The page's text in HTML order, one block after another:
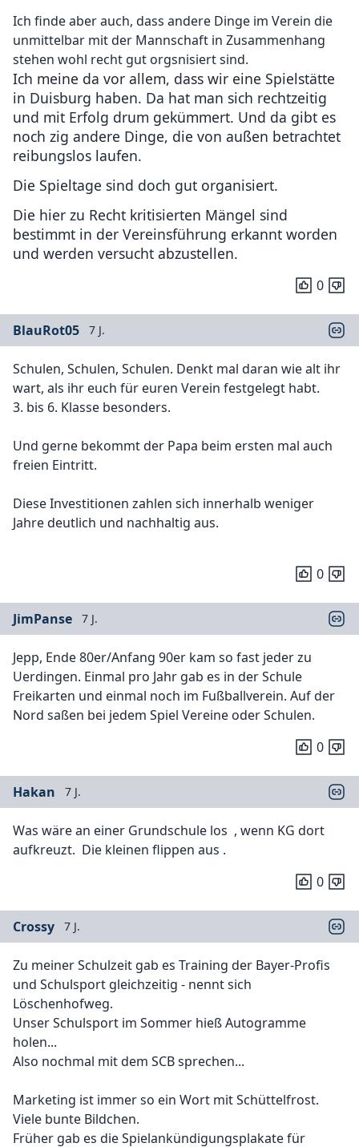
Ich finde aber auch, dass andere Dinge im Verein die
unmittelbar mit der Mannschaft in Zusammenhang
stehen wohl recht gut orgsnisiert sind.
Ich meine da vor allem, dass wir eine Spielstätte
in Duisburg haben. Da hat man sich rechtzeitig
und mit Erfolg drum gekümmert. Und da gibt es
noch zig andere Dinge, die von außen betrachtet
reibungslos laufen.
Die Spieltage sind doch gut organisiert.
Die hier zu Recht kritisierten Mängel sind
bestimmt in der Vereinsführung erkannt worden
und werden versucht abzustellen.
0
BlauRot05 7 J.
Schulen, Schulen, Schulen. Denkt mal daran wie alt ihr
wart, als ihr euch für euren Verein festgelegt habt.
3. bis 6. Klasse besonders.
Und gerne bekommt der Papa beim ersten mal auch
freien Eintritt.
Diese Investitionen zahlen sich innerhalb weniger
Jahre deutlich und nachhaltig aus.
0
JimPanse 7 J.
Jepp, Ende 80er/Anfang 90er kam so fast jeder zu
Uerdingen. Einmal pro Jahr gab es in der Schule
Freikarten und einmal noch im Fußballverein. Auf der
Nord saßen bei jedem Spiel Vereine oder Schulen.
0
Hakan 7 J.
Was wäre an einer Grundschule los , wenn KG dort
aufkreuzt. Die kleinen flippen aus .
0
Crossy 7 J.
Zu meiner Schulzeit gab es Training der Bayer-Profis
und Schulsport gleichzeitig - nennt sich
Löschenhofweg.
Unser Schulsport im Sommer hieß Autogramme
holen...
Also nochmal mit dem SCB sprechen...
Marketing ist immer so ein Wort mit Schüttelfrost.
Viele bunte Bildchen.
Früher gab es die Spielankündigungsplakate für